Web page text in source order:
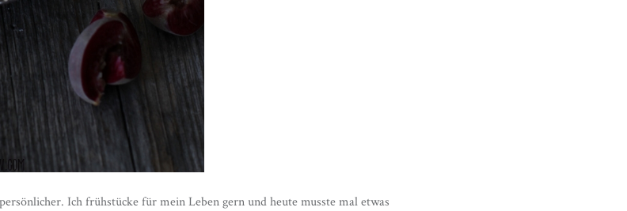
Ich frühstücke für mein Leben gern und heute musste mal etwas